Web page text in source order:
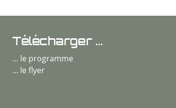
Télécharger ...
... le programme
... le flyer